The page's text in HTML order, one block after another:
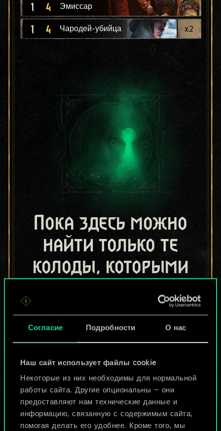
Согласие Подробности О нас
Наш сайт использует файлы cookie
Некоторые из них необходимы для нормальной
работы сайта. Другие опциональны — они
предоставляют нам технические данные и
информацию, связанную с содержимым сайта,
помогая делать его удобнее. Кроме того, мы
1 4 Эмиссар
1 4 Чародей-убийца x2
Пока здесь можно
найти только те
колоды, которыми
игроки.
Но их может быть
Назвать колоду и описать её
Изменить колоду